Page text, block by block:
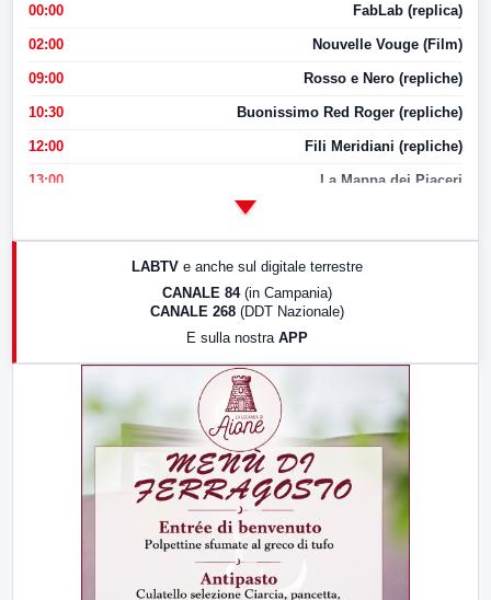
00:00 FabLab (replica)
02:00 Nouvelle Vouge (Film)
09:00 Rosso e Nero (repliche)
10:30 Buonissimo Red Roger (repliche)
12:00 Fili Meridiani (repliche)
13:00 La Mappa dei Piaceri
17:00 LabNews (replica)
LABTV e anche sul digitale terrestre
CANALE 84 (in Campania)
CANALE 268 (DDT Nazionale)
E sulla nostra APP